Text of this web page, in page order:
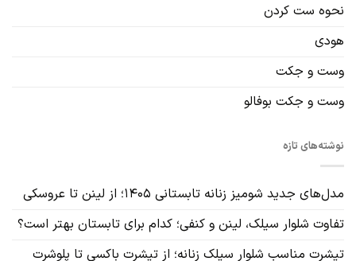
نحوه ست کردن
هودی
وست و جکت
وست و جکت بوفالو
نوشته‌های تازه
مدل‌های جدید شومیز زنانه تابستانی ۱۴۰۵؛ از لینن تا عروسکی
تفاوت شلوار سیلک، لینن و کنفی؛ کدام برای تابستان بهتر است؟
تیشرت مناسب شلوار سیلک زنانه؛ از تیشرت باکسی تا پلوشرت